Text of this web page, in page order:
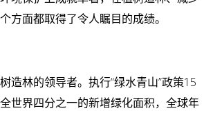
方面都取得了令人瞩目的成绩。
造林的领导者。执行“绿水青山”政策15
世界四分之一的新增绿化面积，全球年